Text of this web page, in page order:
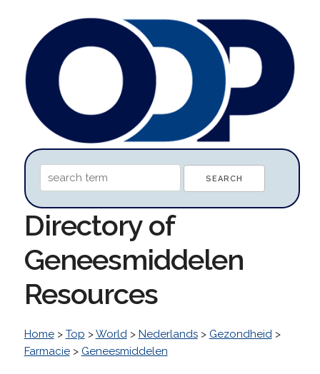
Directory of
Geneesmiddelen
Resources
Home> Top >World> Nederlands> Gezondheid>
Farmacie> Geneesmiddelen